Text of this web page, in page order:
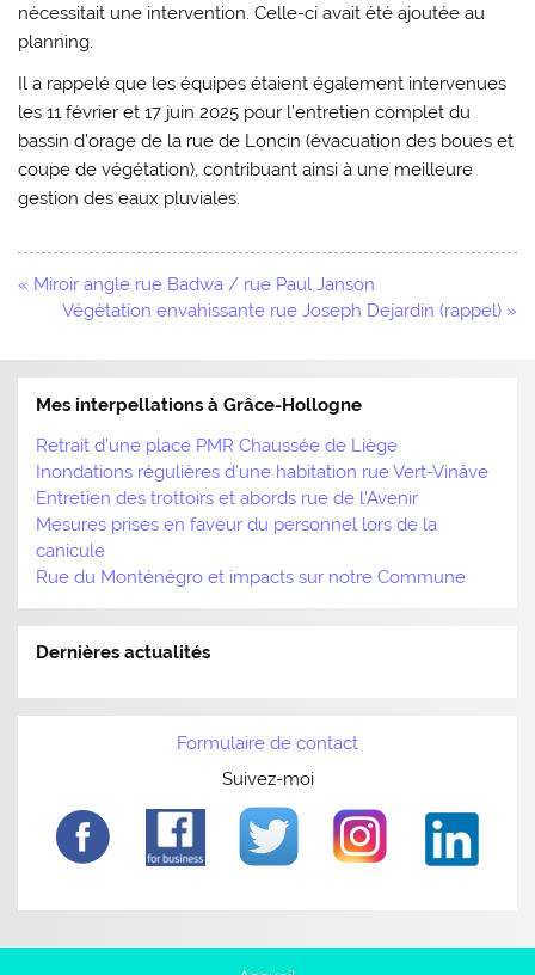
nécessitait une intervention. Celle-ci avait été ajoutée au
planning.
Il a rappelé que les équipes étaient également intervenues
les 11 février et 17 juin 2025 pour l’entretien complet du
bassin d’orage de la rue de Loncin (évacuation des boues et
coupe de végétation), contribuant ainsi à une meilleure
gestion des eaux pluviales.
Navigation
« Miroir angle rue Badwa / rue Paul Janson
Végétation envahissante rue Joseph Dejardin (rappel) »
Mes interpellations à Grâce-Hollogne
Retrait d’une place PMR Chaussée de Liège
Inondations régulières d’une habitation rue Vert-Vinâve
Entretien des trottoirs et abords rue de l’Avenir
Mesures prises en faveur du personnel lors de la
canicule
Rue du Monténégro et impacts sur notre Commune
Dernières actualités
Formulaire de contact
Suivez-moi